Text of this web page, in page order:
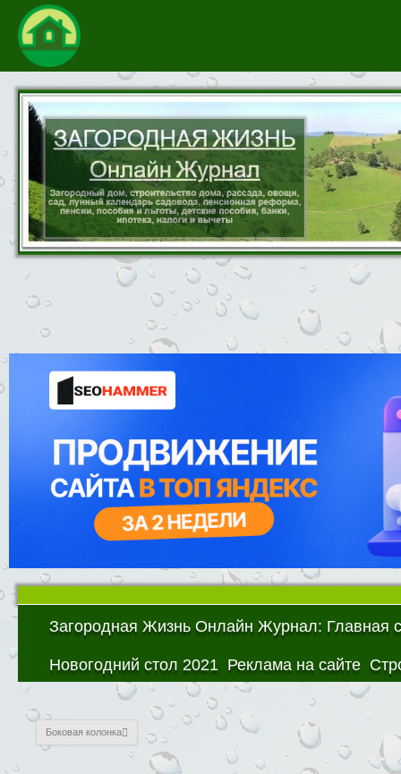
Загородная Жизнь Онлайн Журнал: Главная
Новогодний стол 2021 Реклама на сайте
Боковая колонка